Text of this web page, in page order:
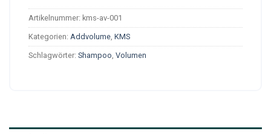
Artikelnummer: kms-av-001
Kategorien: Addvolume KMS
Schlagwörter: Shampoo Volumen